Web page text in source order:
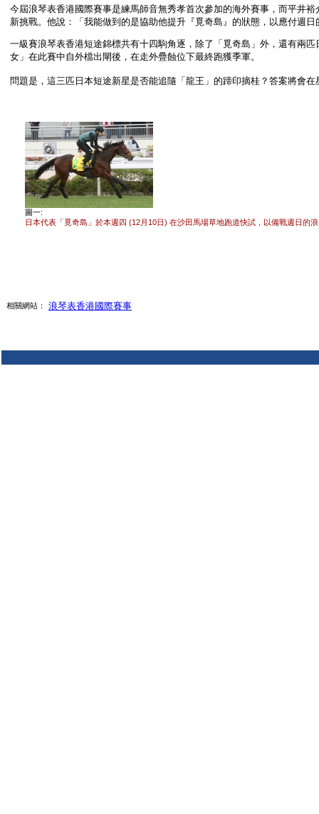
今屆浪琴表香港國際賽事是練馬師音無秀孝首次參加的海外賽事，而平井
新挑戰。他說：「我能做到的是協助他提升『覓奇島』的狀態，以應付週日
一級賽浪琴表香港短途錦標共有十四駒角逐，除了「覓奇島」外，還有兩
女」在此賽中自外檔出閘後，在走外疊蝕位下最終跑獲季軍。
問題是，這三匹日本短途新星是否能追隨「龍王」的蹄印摘桂？答案將會在
圖一:
日本代表「覓奇島」於本週四 (12月10日) 在沙田馬場草地跑道快試，以備戰週日的
相關網站： 浪琴表香港國際賽事